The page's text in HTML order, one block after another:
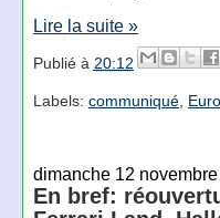
Lire la suite »
Publié à 20:12
Labels: communiqué,
dimanche 12
En bref: